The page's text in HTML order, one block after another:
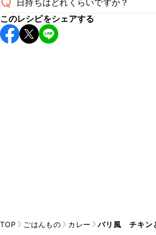
保存期間は冷蔵で翌日中が目安です
し上がりください。
このレシピをシェアする
TOP ごはんもの カレー バリ風 チキン